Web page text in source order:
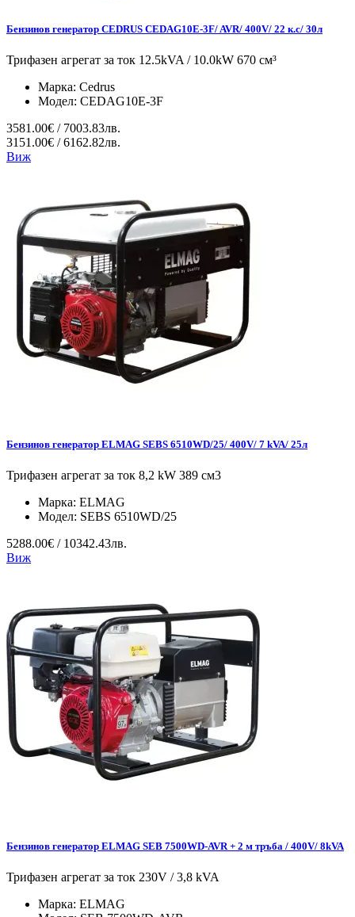
Бензинов генератор CEDRUS CEDAG10E-3F/ AVR/ 400V/ 22 к.с/ 30л
Трифазен агрегат за ток 12.5kVA / 10.0kW 670 см³
Марка: Cedrus
Модел: CEDAG10E-3F
3581.00€ / 7003.83лв.
3151.00€ / 6162.82лв.
Виж
Бензинов генератор ELMAG SEBS 6510WD/25/ 400V/ 7 kVA/ 25л
Трифазен агрегат за ток 8,2 kW 389 см3
Марка: ELMAG
Модел: SEBS 6510WD/25
5288.00€ / 10342.43лв.
Виж
Бензинов генератор ELMAG SEB 7500WD-AVR + 2 м тръба / 400V/ 8kVA
Трифазен агрегат за ток 230V / 3,8 kVA
Марка: ELMAG